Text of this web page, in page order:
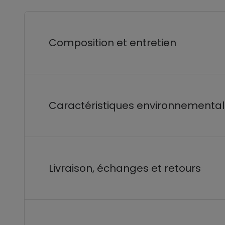
Composition et entretien
Caractéristiques
Livraison, échanges et retours